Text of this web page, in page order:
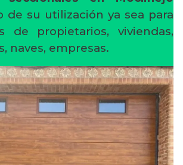
de su utilización ya sea para
de propietarios, viviendas,
naves, empresas.